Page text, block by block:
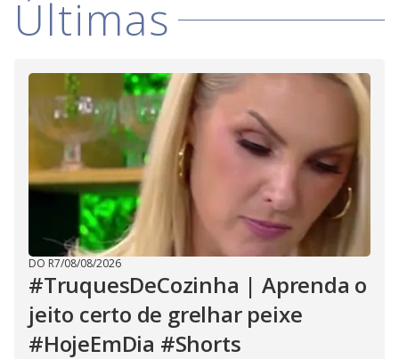
i
d
e
o
Últimas
DO R7/08/08/2026
#TruquesDeCozinha | Aprenda o
jeito certo de grelhar peixe
#HojeEmDia #Shorts